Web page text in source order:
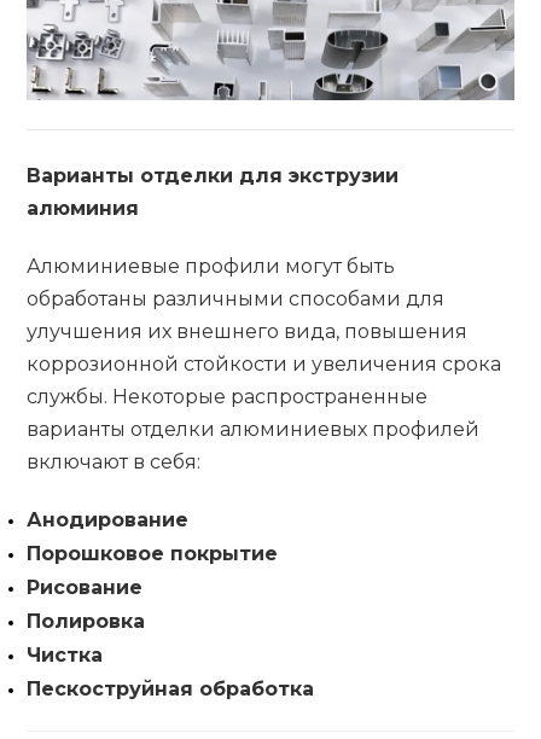
Варианты отделки для экструзии
алюминия
Алюминиевые профили могут быть
обработаны различными способами для
улучшения их внешнего вида, повышения
коррозионной стойкости и увеличения срока
службы. Некоторые распространенные
варианты отделки алюминиевых профилей
включают в себя:
Анодирование
Порошковое покрытие
Рисование
Полировка
Чистка
Пескоструйная обработка